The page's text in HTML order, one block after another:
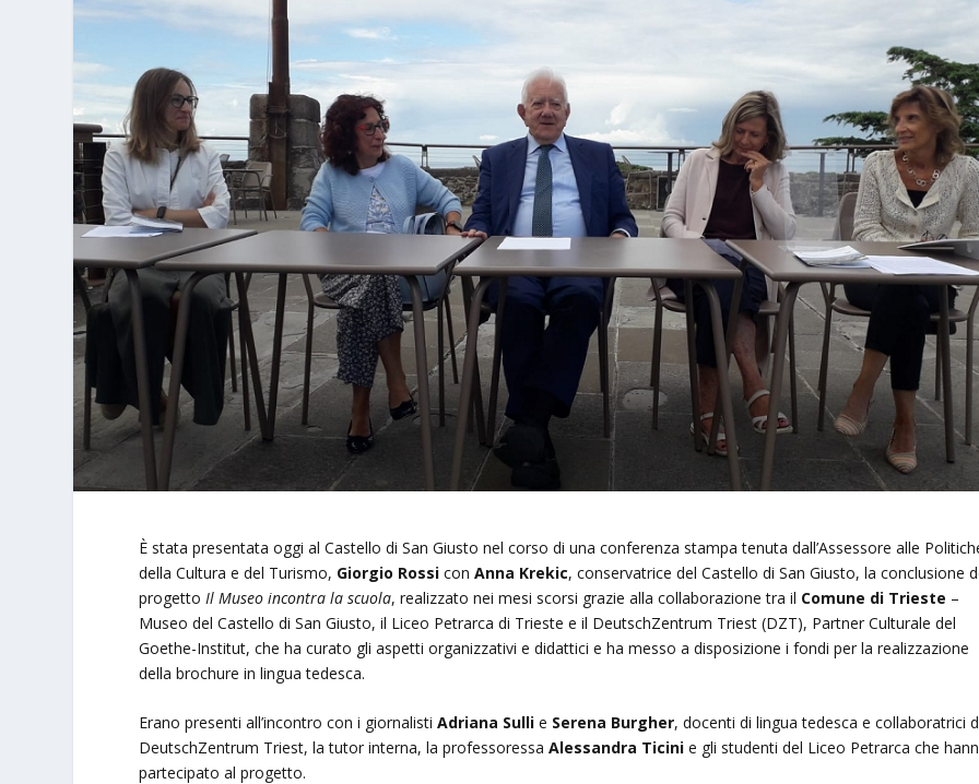
È stata presentata oggi al Castello di San Giusto nel corso di una conferenza stampa tenuta dall’Assessore alle
della Cultura e del Turismo, Giorgio Rossi conAnna Krekic, conservatrice del Castello di San Giusto, la conclusione
progetto Il Museo incontra la scuola, realizzato nei mesi scorsi grazie alla collaborazione tra il Comune di Trieste –
Museo del Castello di San Giusto, il Liceo Petrarca di Trieste e il DeutschZentrum Triest (DZT), Partner Culturale del
Goethe-Institut, che ha curato gli aspetti organizzativi e didattici e ha messo a disposizione i fondi per la realizzazione
della brochure in lingua tedesca.
Erano presenti all’incontro con i giornalistiAdriana Sulli e Serena Burgher, docenti di lingua tedesca e collaboratrici
DeutschZentrum Triest, la tutor interna, la professoressaAlessandra Ticini e gli studenti del Liceo Petrarca che
partecipato al progetto.